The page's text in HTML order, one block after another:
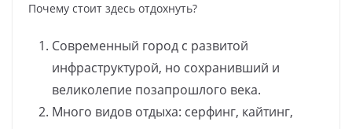
Почему стоит здесь отдохнуть?
Современный город с развитой
инфраструктурой, но сохранивший и
великолепие позапрошлого века.
Много видов отдыха: серфинг, кайтинг,